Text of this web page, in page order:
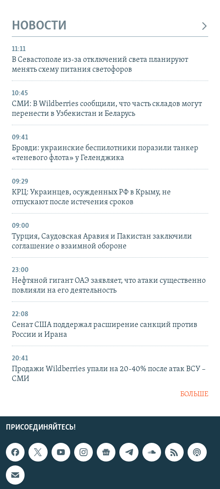
НОВОСТИ
11:11
В Севастополе из-за отключений света планируют
менять схему питания светофоров
10:45
СМИ: В Wildberries сообщили, что часть складов могут
перенести в Узбекистан и Беларусь
09:41
Бровди: украинские беспилотники поразили танкер
«теневого флота» у Геленджика
09:29
КРЦ: Украинцев, осужденных РФ в Крыму, не
отпускают после истечения сроков
09:00
Турция, Саудовская Аравия и Пакистан заключили
соглашение о взаимной обороне
23:00
Нефтяной гигант ОАЭ заявляет, что атаки существенно
повлияли на его деятельность
22:08
Сенат США поддержал расширение санкций против
России и Ирана
20:41
Продажи Wildberries упали на 20-40% после атак ВСУ –
СМИ
БОЛЬШЕ
ПРИСОЕДИНЯЙТЕСЬ!